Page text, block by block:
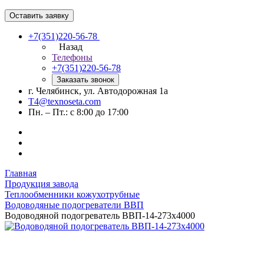
Оставить заявку
+7(351)220-56-78
Назад
Телефоны
+7(351)220-56-78
Заказать звонок
г. Челябинск, ул. Автодорожная 1а
T4@texnoseta.com
Пн. – Пт.: с 8:00 до 17:00
Главная
Продукция завода
Теплообменники кожухотрубные
Водоводяные подогреватели ВВП
Водоводяной подогреватель ВВП-14-273х4000